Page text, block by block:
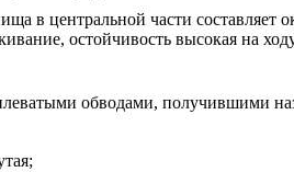
в центральной части
остойчивость высокая на
обводами, получившими